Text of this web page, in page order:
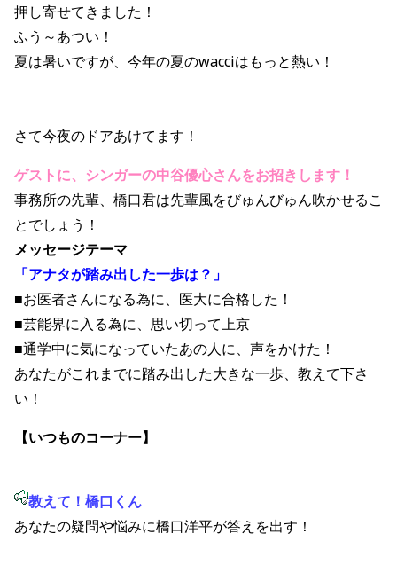
押し寄せてきました！
ふう～あつい！
夏は暑いですが、今年の夏のwacciはもっと熱い！
さて今夜のドアあけてます！
ゲストに、シンガーの中谷優心さんをお招きします！
事務所の先輩、橋口君は先輩風をびゅんびゅん吹かせるこ
とでしょう！
メッセージテーマ
「アナタが踏み出した一歩は？」
■お医者さんになる為に、医大に合格した！
■芸能界に入る為に、思い切って上京
■通学中に気になっていたあの人に、声をかけた！
あなたがこれまでに踏み出した大きな一歩、教えて下さ
い！
【いつものコーナー】
教えて！橋口くん
あなたの疑問や悩みに橋口洋平が答えを出す！